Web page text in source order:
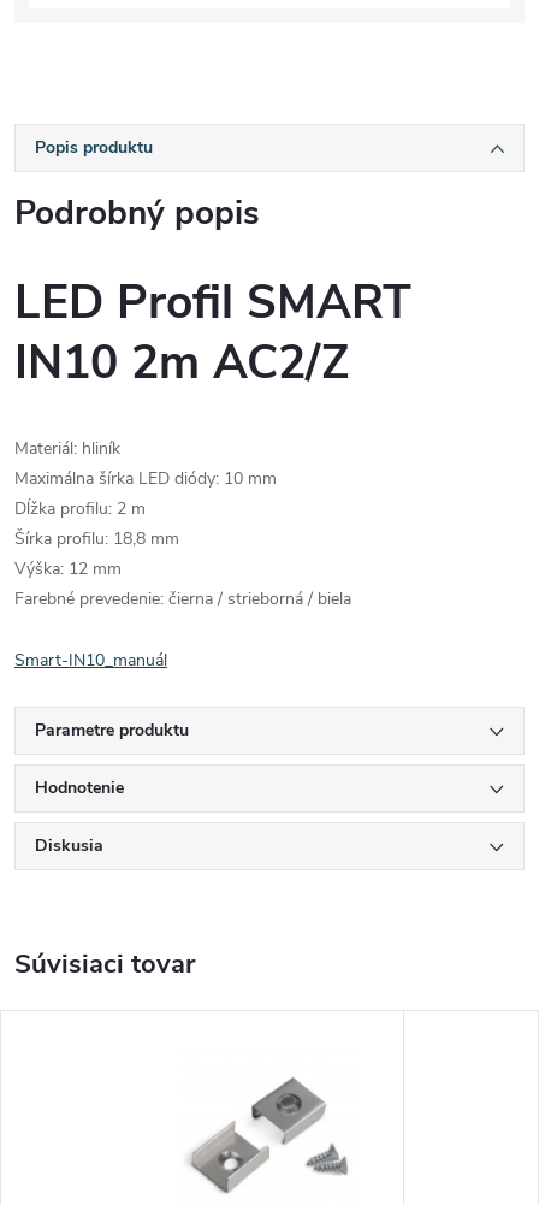
Popis produktu
Podrobný popis
LED Profil SMART
IN10 2m AC2/Z
Materiál: hliník
Maximálna šírka LED diódy: 10 mm
Dĺžka profilu: 2 m
Šírka profilu: 18,8 mm
Výška: 12 mm
Farebné prevedenie: čierna / strieborná / biela
Smart-IN10_manuál
Parametre produktu
Hodnotenie
Diskusia
Súvisiaci tovar